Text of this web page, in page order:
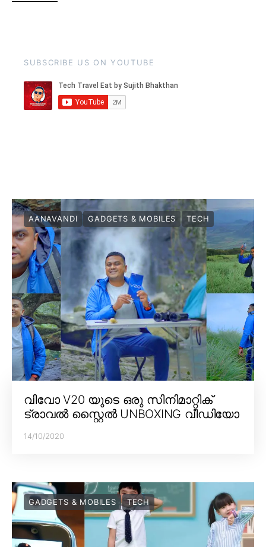
SUBSCRIBE US ON YOUTUBE
AANAVANDI GADGETS & MOBILES TECH
വിവോ V20 യുടെ ഒരു സിനിമാറ്റിക്
ട്രാവൽ സ്റ്റൈൽ UNBOXING വീഡിയോ
14/10/2020
GADGETS & MOBILES TECH